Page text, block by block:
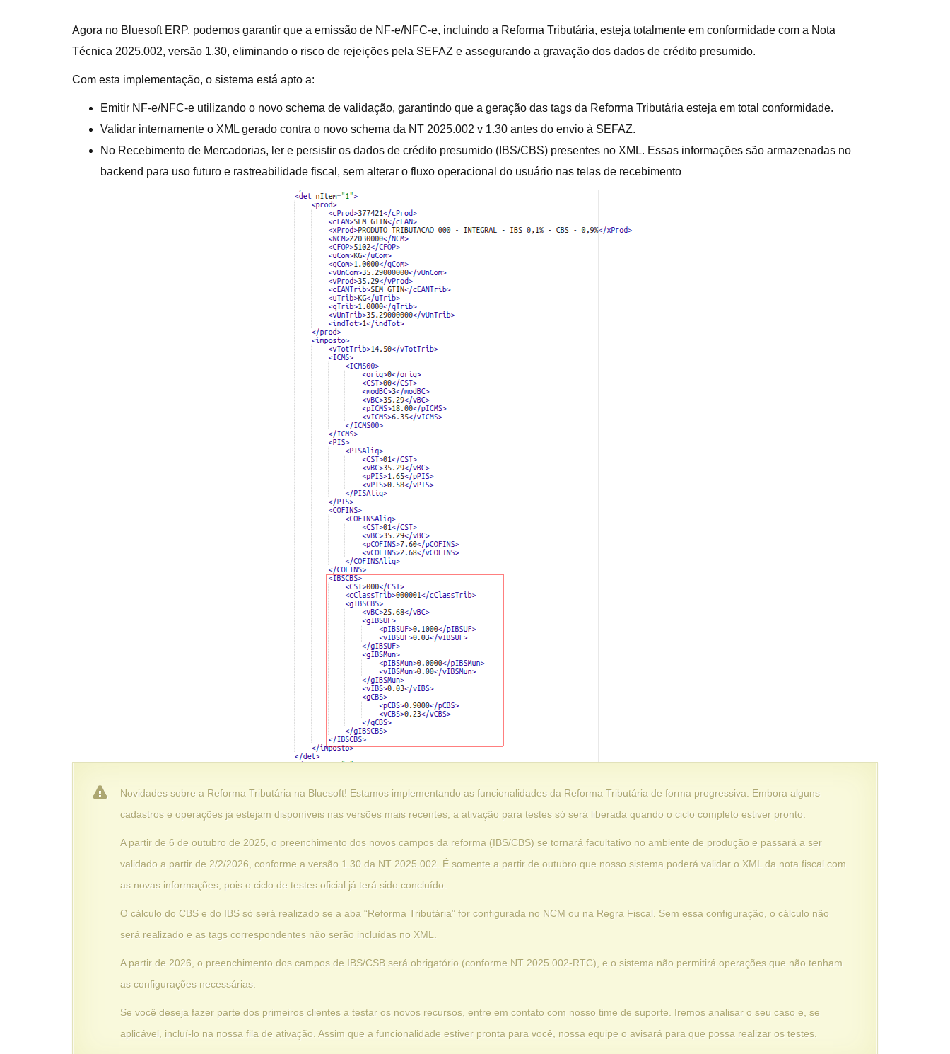
Agora no Bluesoft ERP, podemos garantir que a emissão de NF-e/NFC-e, incluindo a Reforma Tributária, esteja totalmente em conformidade com a Nota
Técnica 2025.002, versão 1.30, eliminando o risco de rejeições pela SEFAZ e assegurando a gravação dos dados de crédito presumido.
Com esta implementação, o sistema está apto a:
Emitir NF-e/NFC-e utilizando o novo schema de validação, garantindo que a geração das tags da Reforma Tributária esteja em total conformidade.
Validar internamente o XML gerado contra o novo schema da NT 2025.002 v 1.30 antes do envio à SEFAZ.
No Recebimento de Mercadorias, ler e persistir os dados de crédito presumido (IBS/CBS) presentes no XML. Essas informações são armazenadas no
backend para uso futuro e rastreabilidade fiscal, sem alterar o fluxo operacional do usuário nas telas de recebimento
Novidades sobre a Reforma Tributária na Bluesoft! Estamos implementando as funcionalidades da Reforma Tributária de forma progressiva. Embora alguns
cadastros e operações já estejam disponíveis nas versões mais recentes, a ativação para testes só será liberada quando o ciclo completo estiver pronto.
A partir de 6 de outubro de 2025, o preenchimento dos novos campos da reforma (IBS/CBS) se tornará facultativo no ambiente de produção e passará a ser
validado a partir de 2/2/2026, conforme a versão 1.30 da NT 2025.002. É somente a partir de outubro que nosso sistema poderá validar o XML da nota fiscal com
as novas informações, pois o ciclo de testes oficial já terá sido concluído.
O cálculo do CBS e do IBS só será realizado se a aba “Reforma Tributária” for configurada no NCM ou na Regra Fiscal. Sem essa configuração, o cálculo não
será realizado e as tags correspondentes não serão incluídas no XML.
A partir de 2026, o preenchimento dos campos de IBS/CSB será obrigatório (conforme NT 2025.002-RTC), e o sistema não permitirá operações que não tenham
as configurações necessárias.
Se você deseja fazer parte dos primeiros clientes a testar os novos recursos, entre em contato com nosso time de suporte. Iremos analisar o seu caso e, se
aplicável, incluí-lo na nossa fila de ativação. Assim que a funcionalidade estiver pronta para você, nossa equipe o avisará para que possa realizar os testes.